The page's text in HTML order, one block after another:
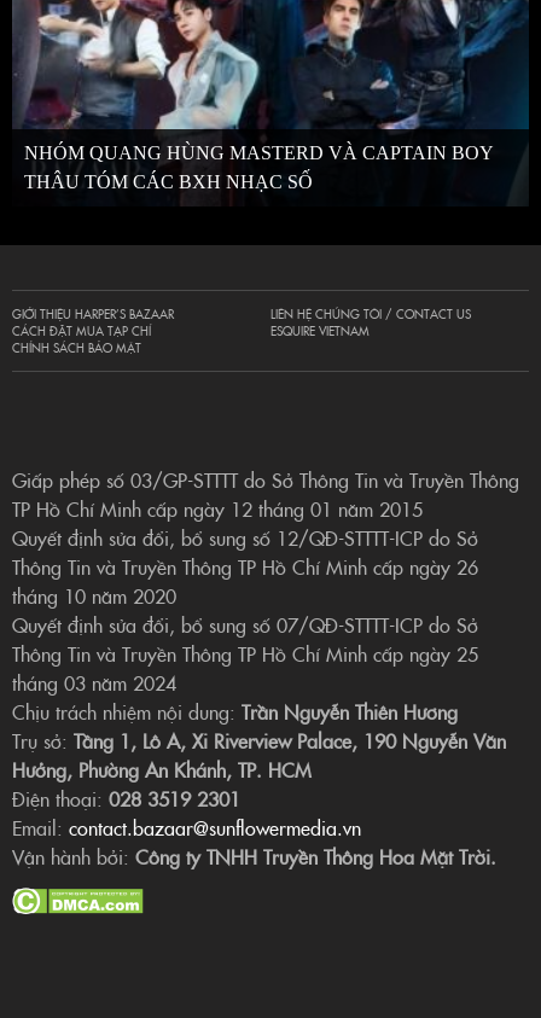
NHÓM QUANG HÙNG MASTERD VÀ CAPTAIN BOY
THÂU TÓM CÁC BXH NHẠC SỐ
GIỚI THIỆU HARPER’S BAZAAR
CÁCH ĐẶT MUA TẠP CHÍ
CHÍNH SÁCH BẢO MẬT
LIÊN HỆ CHÚNG TÔI / CONTACT US
ESQUIRE VIETNAM
Giấp phép số 03/GP-STTTT do Sở Thông Tin và Truyền Thông
TP Hồ Chí Minh cấp ngày 12 tháng 01 năm 2015
Quyết định sửa đổi, bổ sung số 12/QĐ-STTTT-ICP do Sở
Thông Tin và Truyền Thông TP Hồ Chí Minh cấp ngày 26
tháng 10 năm 2020
Quyết định sửa đổi, bổ sung số 07/QĐ-STTTT-ICP do Sở
Thông Tin và Truyền Thông TP Hồ Chí Minh cấp ngày 25
tháng 03 năm 2024
Chịu trách nhiệm nội dung: Trần Nguyễn Thiên Hương
Trụ sở: Tầng 1, Lô A, Xi Riverview Palace, 190 Nguyễn Văn
Hưởng, Phường An Khánh, TP. HCM
Điện thoại: 028 3519 2301
Email: contact.bazaar@sunflowermedia.vn
Vận hành bởi: Công ty TNHH Truyền Thông Hoa Mặt Trời.